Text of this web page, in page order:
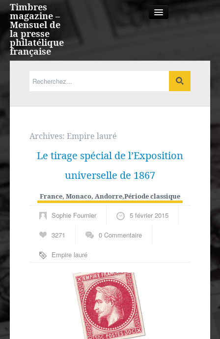
Timbres
magazine –
Mensuel de
la presse
philatélique
française
Expression française
Europe
Agenda
Autres spécialités
Archives: Empire lauré
Le tirage spécial de l’Exposition
universelle de 1867
France, Monaco, Andorre,Période classique
Sophie Fournier 5 février 2015
3271 0 Commentaire
Empire lauré